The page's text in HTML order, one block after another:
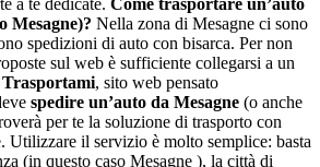
Mesagne)? Nella zona di Mesagne ci sono
spedizioni di auto con bisarca. Per non
sul web è sufficiente collegarsi a un
Trasportami, sito web pensato
spedire un’auto da Mesagne (o anche
per te la soluzione di trasporto con
Utilizzare il servizio è molto semplice: basta
(in questo caso Mesagne ), la città di